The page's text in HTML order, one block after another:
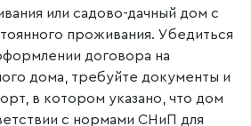
или садово-дачный дом с
проживания. Убедиться
договора на
дома, требуйте документы и
в котором указано, что дом
с нормами СНиП для